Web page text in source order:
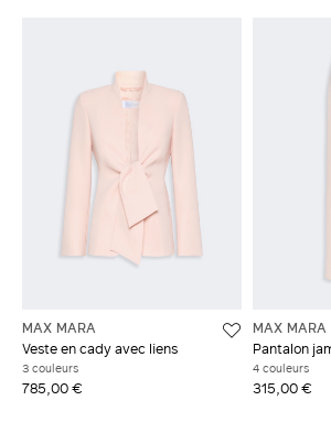
MAX MARA
Veste en cady avec liens
3 couleurs
785,00 €
MAX MARA
Pantalon
4 couleurs
315,00 €